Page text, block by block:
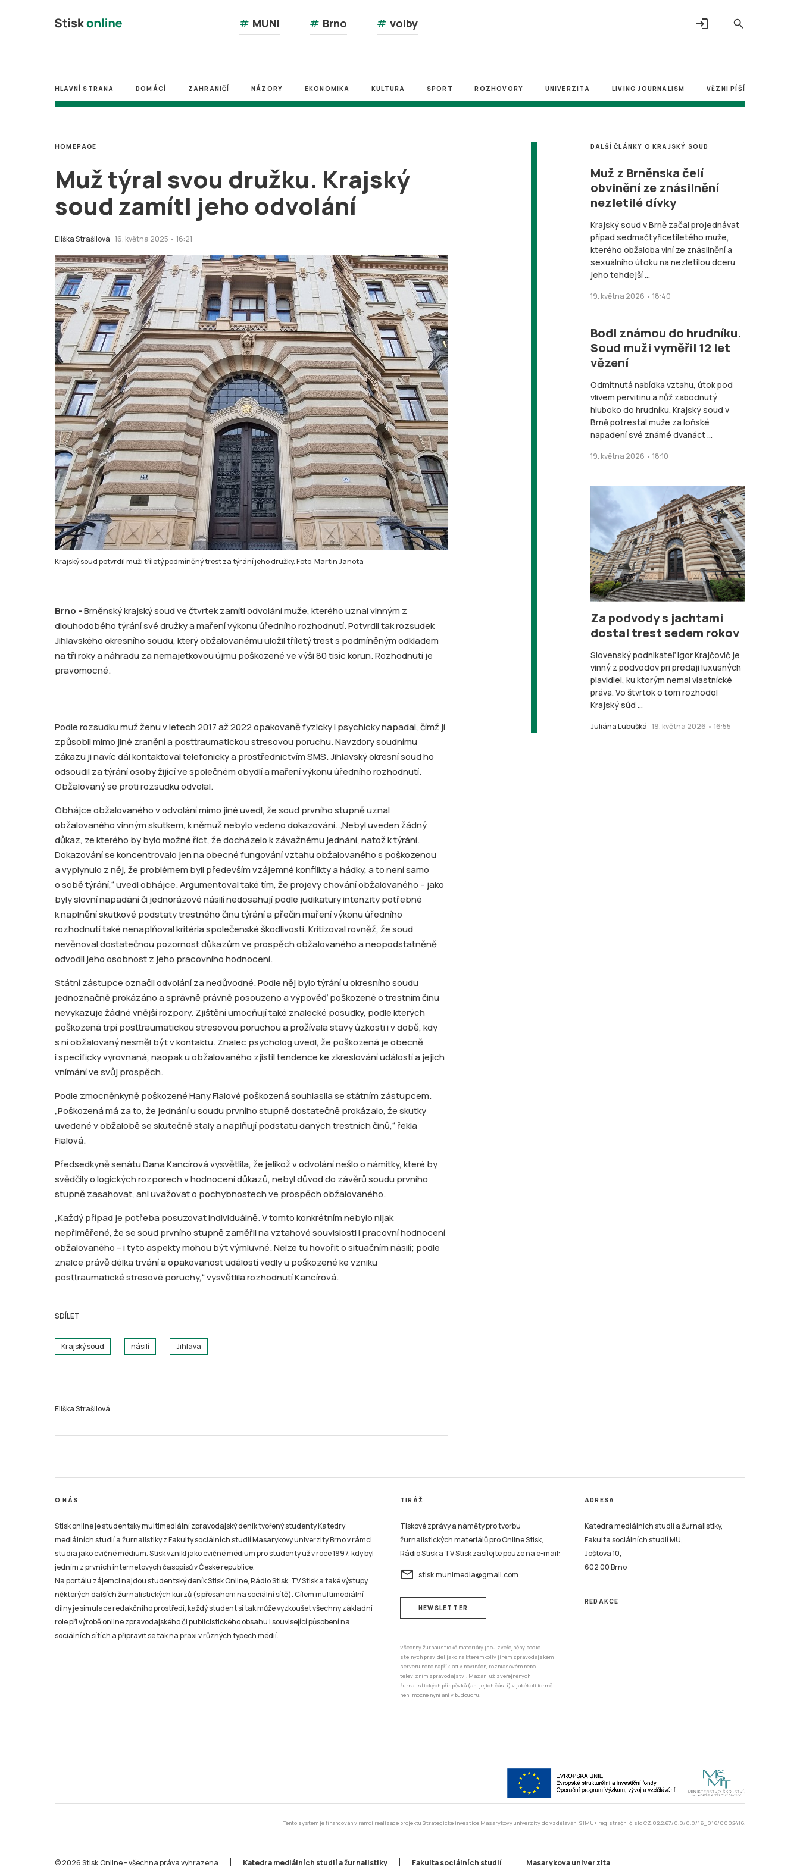
search
# MUNI # Brno # volby login
HLAVNÍ STRANA DOMÁCÍ ZAHRANIČÍ NÁZORY EKONOMIKA KULTURA SPORT ROZHOVORY UNIVERZITA LIVING JOURNALISM VĚZNI PÍŠÍ
Muž týral svou družku. Krajský
soud zamítl jeho odvolání
Eliška Strašilová 16. května 2025 • 16:21
HOMEPAGE
Krajský soud potvrdil muži tříletý podmíněný trest za týrání jeho družky. Foto: Martin Janota
Brno -Brněnský krajský soud ve čtvrtek zamítl odvolání muže, kterého uznal vinným z
dlouhodobého týrání své družky a maření výkonu úředního rozhodnutí. Potvrdil tak rozsudek
Jihlavského okresního soudu, který obžalovanému uložil tříletý trest s podmíněným odkladem
na tři roky a náhradu za nemajetkovou újmu poškozené ve výši 80 tisíc korun. Rozhodnutí je
pravomocné.
Podle rozsudku muž ženu v letech 2017 až 2022 opakovaně fyzicky i psychicky napadal, čímž jí
způsobil mimo jiné zranění a posttraumatickou stresovou poruchu. Navzdory soudnímu
zákazu ji navíc dál kontaktoval telefonicky a prostřednictvím SMS. Jihlavský okresní soud ho
odsoudil za týrání osoby žijící ve společném obydlí a maření výkonu úředního rozhodnutí.
Obžalovaný se proti rozsudku odvolal.
Obhájce obžalovaného v odvolání mimo jiné uvedl, že soud prvního stupně uznal
obžalovaného vinným skutkem, k němuž nebylo vedeno dokazování. „Nebyl uveden žádný
důkaz, ze kterého by bylo možné říct, že docházelo k závažnému jednání, natož k týrání.
Dokazování se koncentrovalo jen na obecné fungování vztahu obžalovaného s poškozenou
a vyplynulo z něj, že problémem byli především vzájemné konflikty a hádky, a to není samo
o sobě týrání,“ uvedl obhájce. Argumentoval také tím, že projevy chování obžalovaného – jako
byly slovní napadání či jednorázové násilí nedosahují podle judikatury intenzity potřebné
k naplnění skutkové podstaty trestného činu týrání a přečin maření výkonu úředního
rozhodnutí také nenaplňoval kritéria společenské škodlivosti. Kritizoval rovněž, že soud
nevěnoval dostatečnou pozornost důkazům ve prospěch obžalovaného a neopodstatněně
odvodil jeho osobnost z jeho pracovního hodnocení.
Státní zástupce označil odvolání za nedůvodné. Podle něj bylo týrání u okresního soudu
jednoznačně prokázáno a správně právně posouzeno a výpověď poškozené o trestním činu
nevykazuje žádné vnější rozpory. Zjištění umocňují také znalecké posudky, podle kterých
poškozená trpí posttraumatickou stresovou poruchou a prožívala stavy úzkosti i v době, kdy
s ní obžalovaný nesměl být v kontaktu. Znalec psycholog uvedl, že poškozená je obecně
i specificky vyrovnaná, naopak u obžalovaného zjistil tendence ke zkreslování událostí a jejich
vnímání ve svůj prospěch.
Podle zmocněnkyně poškozené Hany Fialové poškozená souhlasila se státním zástupcem.
„Poškozená má za to, že jednání u soudu prvního stupně dostatečně prokázalo, že skutky
uvedené v obžalobě se skutečně staly a naplňují podstatu daných trestních činů,“ řekla
Fialová.
Předsedkyně senátu Dana Kancírová vysvětlila, že jelikož v odvolání nešlo o námitky, které by
svědčily o logických rozporech v hodnocení důkazů, nebyl důvod do závěrů soudu prvního
stupně zasahovat, ani uvažovat o pochybnostech ve prospěch obžalovaného.
„Každý případ je potřeba posuzovat individuálně. V tomto konkrétním nebylo nijak
nepřiměřené, že se soud prvního stupně zaměřil na vztahové souvislosti i pracovní hodnocení
obžalovaného – i tyto aspekty mohou být výmluvné. Nelze tu hovořit o situačním násilí; podle
znalce právě délka trvání a opakovanost událostí vedly u poškozené ke vzniku
posttraumatické stresové poruchy,“ vysvětlila rozhodnutí Kancírová.
SDÍLET
Krajský soud násilí Jihlava
Eliška Strašilová
DALŠÍ ČLÁNKY O KRAJSKÝ SOUD
Muž z Brněnska čelí
obvinění ze znásilnění
nezletilé dívky
Krajský soud v Brně začal projednávat
případ sedmačtyřicetiletého muže,
kterého obžaloba viní ze znásilnění a
sexuálního útoku na nezletilou dceru
jeho tehdejší ...
19. května 2026 • 18:40
Bodl známou do hrudníku.
Soud muži vyměřil 12 let
vězení
Odmítnutá nabídka vztahu, útok pod
vlivem pervitinu a nůž zabodnutý
hluboko do hrudníku. Krajský soud v
Brně potrestal muže za loňské
napadení své známé dvanáct ...
19. května 2026 • 18:10
Za podvody s jachtami
dostal trest sedem rokov
Slovenský podnikateľ Igor Krajčovič je
vinný z podvodov pri predaji luxusných
plavidiel, ku ktorým nemal vlastnícké
práva. Vo štvrtok o tom rozhodol
Krajský súd ...
Juliána Lubušká 19. května 2026 • 16:55
O NÁS
Stisk online je studentský multimediální zpravodajský deník tvořený studenty Katedry
mediálních studií a žurnalistiky z Fakulty sociálních studií Masarykovy univerzity Brno v rámci
studia jako cvičné médium. Stisk vznikl jako cvičné médium pro studenty už v roce 1997, kdy byl
jedním z prvních internetových časopisů v České republice.
Na portálu zájemci najdou studentský deník Stisk Online, Rádio Stisk, TV Stisk a také výstupy
některých dalších žurnalistických kurzů (s přesahem na sociální sítě). Cílem multimediální
dílny je simulace redakčního prostředí, každý student si tak může vyzkoušet všechny základní
role při výrobě online zpravodajského či publicistického obsahu i související působení na
sociálních sítích a připravit se tak na praxi v různých typech médií.
TIRÁŽ
Tiskové zprávy a náměty pro tvorbu
žurnalistických materiálů pro Online Stisk,
Rádio Stisk a TV Stisk zasílejte pouze na e-mail:
email stisk.munimedia@gmail.com
NEWSLETTER
Všechny žurnalistické materiály jsou zveřejněny podle
stejných pravidel jako na kterémkoliv jiném zpravodajském
serveru nebo například v novinách, rozhlasovém nebo
televizním zpravodajství. Mazání už zveřejněných
žurnalistických příspěvků (ani jejich částí) v jakékoli formě
není možné nyní ani v budoucnu.
ADRESA
Katedra mediálních studií a žurnalistiky,
Fakulta sociálních studií MU,
Joštova 10,
602 00 Brno
REDAKCE
Tento systém je financován v rámci realizace projektu Strategické investice Masarykovy univerzity do vzdělávání SIMU+ registrační číslo CZ.02.2.67/0.0/0.0/16_016/0002416.
© 2026 Stisk.Online – všechna práva vyhrazena Katedra mediálních studií a žurnalistiky Fakulta sociálních studií Masarykova univerzita